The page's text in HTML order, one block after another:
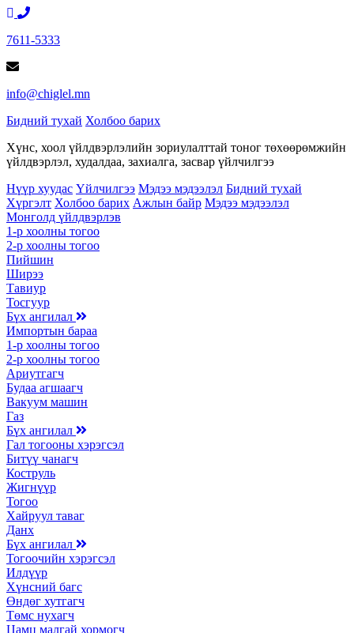
7611-5333
info@chiglel.mn
Бидний тухай Холбоо барих
Хүнс, хоол үйлдвэрлэлийн зориулалттай тоног төхөөрөмжийн
үйлдвэрлэл, худалдаа, захиалга, засвар үйлчилгээ
Нүүр хуудас Үйлчилгээ Мэдээ мэдээлэл Бидний тухай
Хүргэлт Холбоо барих Ажлын байр Мэдээ мэдээлэл
Монголд үйлдвэрлэв
1-р хоолны тогоо
2-р хоолны тогоо
Пийшин
Ширээ
Тавиур
Тосгуур
Бүх ангилал
Импортын бараа
1-р хоолны тогоо
2-р хоолны тогоо
Ариутгагч
Будаа агшаагч
Вакуум машин
Газ
Бүх ангилал
Гал тогооны хэрэгсэл
Битүү чанагч
Коструль
Жигнүүр
Тогоо
Хайруул таваг
Данх
Бүх ангилал
Тогоочийн хэрэгсэл
Илдүүр
Хүнсний багс
Өндөг хутгагч
Төмс нухагч
Цамц малгай хормогч